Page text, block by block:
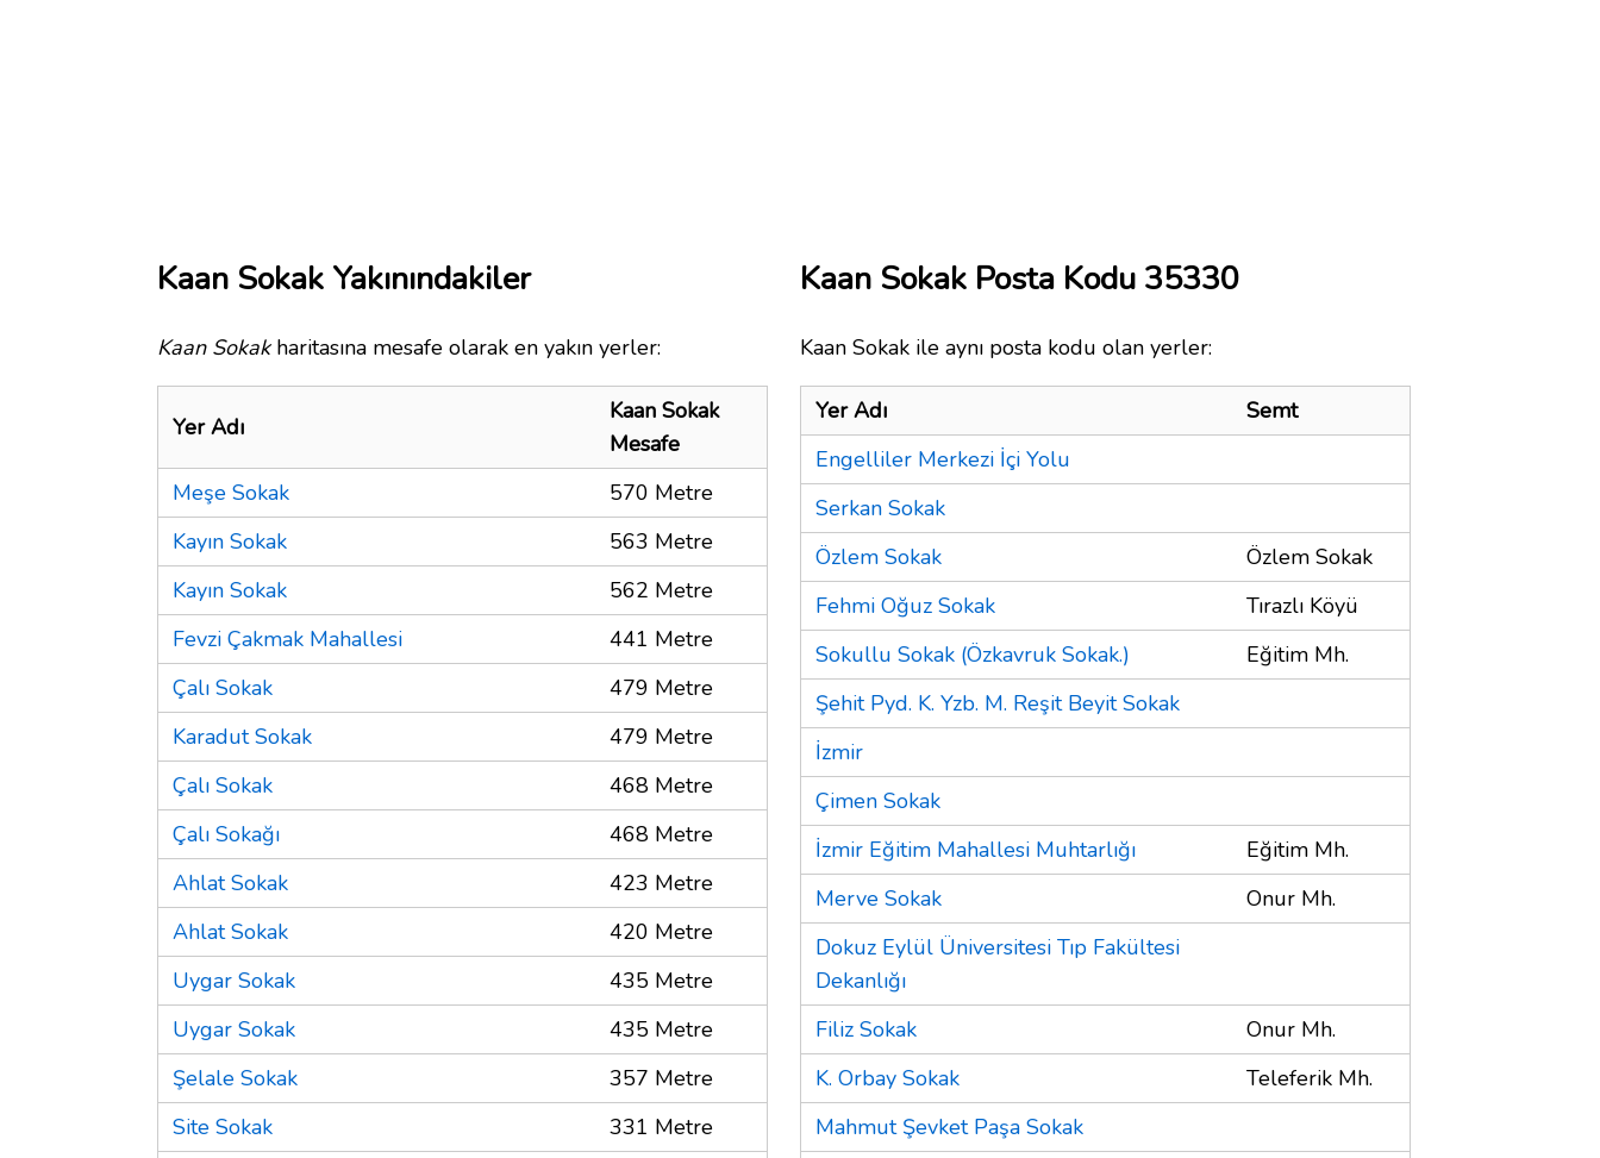
Kaan Sokak Yakınındakiler
Kaan Sokakharitasına mesafe olarak en yakın yerler:
Yer Adı
Kaan Sokak
Mesafe
Meşe Sokak
570 Metre
Kayın Sokak
563 Metre
Kayın Sokak
562 Metre
Fevzi Çakmak Mahallesi
441 Metre
Çalı Sokak
479 Metre
Karadut Sokak
479 Metre
Çalı Sokak
468 Metre
Çalı Sokağı
468 Metre
Ahlat Sokak
423 Metre
Ahlat Sokak
420 Metre
Uygar Sokak
435 Metre
Uygar Sokak
435 Metre
Şelale Sokak
357 Metre
Site Sokak
331 Metre
Kaan Sokak Posta Kodu 35330
Kaan Sokak ile aynı posta kodu olan yerler:
Yer Adı
Semt
Engelliler Merkezi İçi Yolu
Serkan Sokak
Özlem Sokak
Özlem Sokak
Fehmi Oğuz Sokak
Tırazlı Köyü
Sokullu Sokak (Özkavruk Sokak.)
Eğitim Mh.
Şehit Pyd. K. Yzb. M. Reşit Beyit Sokak
İzmir
Çimen Sokak
İzmir Eğitim Mahallesi Muhtarlığı
Eğitim Mh.
Merve Sokak
Onur Mh.
Dokuz Eylül Üniversitesi Tıp Fakültesi
Dekanlığı
Filiz Sokak
Onur Mh.
K. Orbay Sokak
Teleferik Mh.
Mahmut Şevket Paşa Sokak